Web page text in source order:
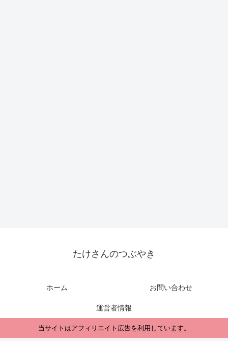
たけさんのつぶやき
ホーム お問い合わせ
運営者情報
当サイトはアフィリエイト広告を利用しています。